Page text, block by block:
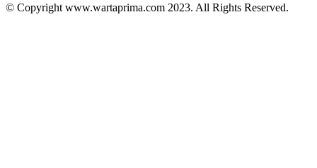
© Copyright www.wartaprima.com 2023. All Rights Reserved.